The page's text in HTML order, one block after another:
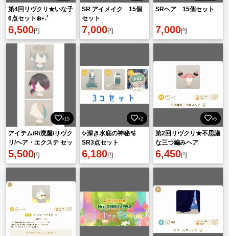
第4回リヴクリ★いな子
6点セット❄️⋆.˚
6,500円
SR アイメイク 15個
セット
7,000円
SRヘア 15個セット
7,000円
×15
アイテム/R/廃盤/リヴク
リ/ヘア・エクステ セッ
ト
5,500円
×2
✨深き水底の神秘🫧‪
SR3点セット
6,180円
×5
第2回リヴクリ★不思議
な三つ編みヘア
6,450円